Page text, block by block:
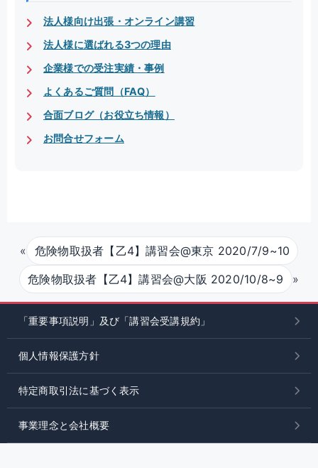
法人様向け出張・オンライン講習
法人様に選ばれる3つの理由
企業様での受注実績・事例
よくあるご質問（FAQ）
合面ブログ（お役立ち情報）
お問合せフォーム
«
危険物取扱者【乙4】講習会@東京 2020/7/9~10
危険物取扱者【乙4】講習会@大阪 2020/10/8~9
»
「重要事項説明」及び「講習会受講規約」
個人情報保護方針
特定商取引法に基づく表示
事業理念と会社概要